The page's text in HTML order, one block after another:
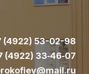
(4922) 53-02-98
(4922) 33‑46‑07